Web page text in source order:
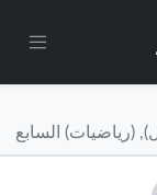
(رياضيات) السابع